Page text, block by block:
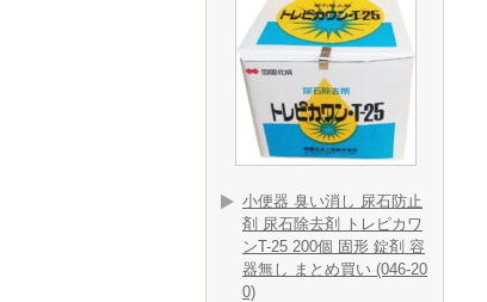
小便器 臭い消し 尿石防止
剤 尿石除去剤 トレピカワ
ンT-25 200個 固形 錠剤 容
器無し まとめ買い (046-20
0)